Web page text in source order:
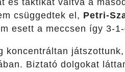
és taktikát váltva a
csüggedtek el, Petri-
esett a meccsen így 3-
koncentráltan
Biztató dolgokat